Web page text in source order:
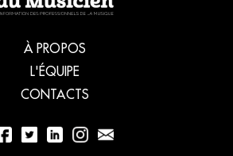
À PROPOS
L'ÉQUIPE
CONTACTS